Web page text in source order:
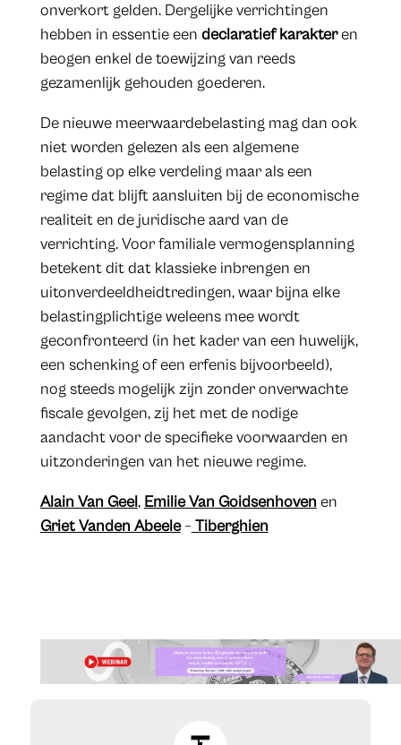
onverkort gelden. Dergelijke verrichtingen
hebben in essentie een declaratief karakteren
beogen enkel de toewijzing van reeds
gezamenlijk gehouden goederen.
De nieuwe meerwaardebelasting mag dan ook
niet worden gelezen als een algemene
belasting op elke verdeling maar als een
regime dat blijft aansluiten bij de economische
realiteit en de juridische aard van de
verrichting. Voor familiale vermogensplanning
betekent dit dat klassieke inbrengen en
uitonverdeeldheidtredingen, waar bijna elke
belastingplichtige weleens mee wordt
geconfronteerd (in het kader van een huwelijk,
een schenking of een erfenis bijvoorbeeld),
nog steeds mogelijk zijn zonder onverwachte
fiscale gevolgen, zij het met de nodige
aandacht voor de specifieke voorwaarden en
uitzonderingen van het nieuwe regime.
Alain Van Geel, Emilie Van Goidsenhoven en
Griet Vanden Abeele–Tiberghien